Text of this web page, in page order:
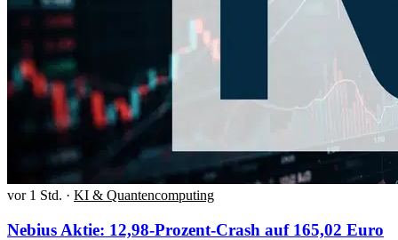
vor 1 Std. · KI & Quantencomputing
Nebius Aktie: 12,98-Prozent-Crash auf 165,02 Euro